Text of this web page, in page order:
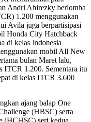
Andri Abirezky berlomba
1.200 menggunakan
Avila juga berpartisipasi
Honda City Hatchback
di kelas Indonesia
mobil All New
bulan Maret lalu,
ITCR 1.200. Sementara itu
di kelas ITCR 3.600
ajang balap One
(HBSC) serta